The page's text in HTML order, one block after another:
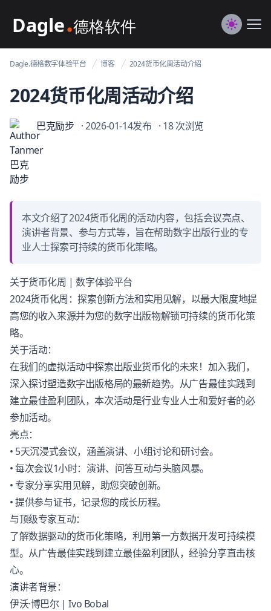
Dagle@数字体验管理
Switch
Dagle.德格数字体验平台 博客 2024货币化周活动介绍
2024货币化周活动介绍
巴克励步 · 2026-01-14发布 · 18 次浏览
本文介绍了2024货币化周的活动内容，包括会议亮点、
演讲者背景、参与方式等，旨在帮助数字出版行业的专
业人士探索可持续的货币化策略。
关于货币化周 |数字体验平台
2024货币化周：探索创新方法和实用见解，以最大限度地提
高您的收入来源并为您的数字出版物解锁可持续的货币化策
略。
关于活动：
在我们的虚拟活动中探索出版业货币化的未来！加入我们，
深入探讨塑造数字出版格局的最新趋势。从广告最佳实践到
建立最佳盈利团队，本次活动是行业专业人士和爱好者的必
参加活动。
亮点：
• 5天沉浸式会议，涵盖演讲、小组讨论和研讨会。
• 每次会议1小时：演讲、问答互动与头脑风暴。
• 专家分享实用见解，助您突破创新。
• 提供参与证书，记录您的成长历程。
与顶级专家互动：
了解数据驱动的货币化策略，利用第一方数据开发可持续模
型。从广告最佳实践到建立最佳盈利团队，经验分享直击核
心。
演讲者背景：
伊沃·博巴尔 | Ivo Bobal